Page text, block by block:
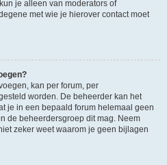
je alleen van moderators of
met wie je hierover contact moet
kan per forum, per
worden. De beheerder kan het
je in een bepaald forum helemaal geen
de beheerdersgroep dit mag. Neem
zeker weet waarom je geen bijlagen